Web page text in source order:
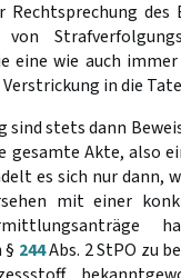
von
eine wie auch
in die
sind stets dann
gesamte Akte, also
es sich nur dann,
mit einer
244Abs. 2 StPO zu